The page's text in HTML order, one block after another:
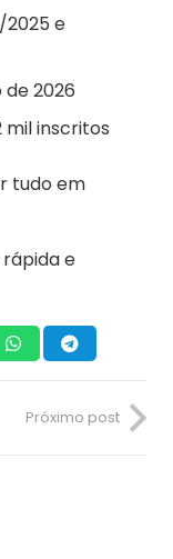
2025 e
2026
mil inscritos
tudo em
e
Próximo post